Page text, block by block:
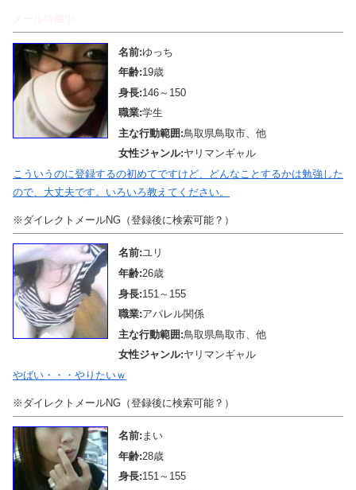
名前:ゆっち
年齢:19歳
身長:146～150
職業:学生
主な行動範囲:鳥取県鳥取市、他
女性ジャンル:ヤリマンギャル
こういうのに登録するの初めてですけど、どんなことするかは勉強した
ので、大丈夫です。いろいろ教えてください。
※ダイレクトメールNG（登録後に検索可能？）
名前:ユリ
年齢:26歳
身長:151～155
職業:アパレル関係
主な行動範囲:鳥取県鳥取市、他
女性ジャンル:ヤリマンギャル
やばい・・・やりたいｗ
※ダイレクトメールNG（登録後に検索可能？）
名前: まい
年齢:28歳
身長:151～155